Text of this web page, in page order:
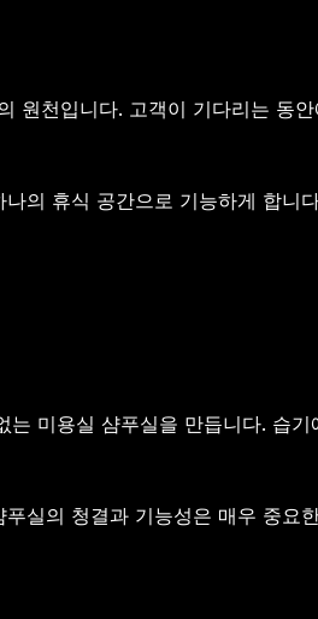
원천입니다. 고객이 기다리는 동
의 휴식 공간으로 기능하게 합니
미용실 샴푸실을 만듭니다. 습
실의 청결과 기능성은 매우 중요